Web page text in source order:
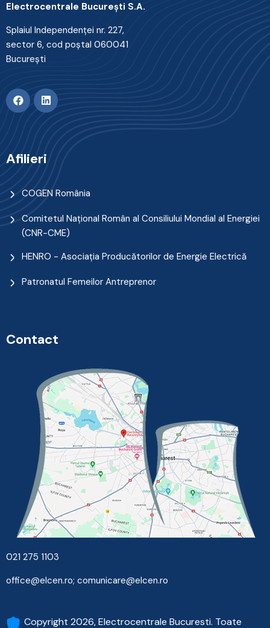
Electrocentrale Bucureşti S.A.
Splaiul Independenţei nr. 227,
sector 6, cod poştal 060041
Bucureşti
Afilieri
COGEN România
Comitetul Naţional Român al Consiliului Mondial al Energiei
(CNR-CME)
HENRO - Asociația Producătorilor de Energie Electrică
Patronatul Femeilor Antreprenor
Contact
021 275 1103
office@elcen.ro; comunicare@elcen.ro
Copyright 2026, Electrocentrale Bucuresti. Toate